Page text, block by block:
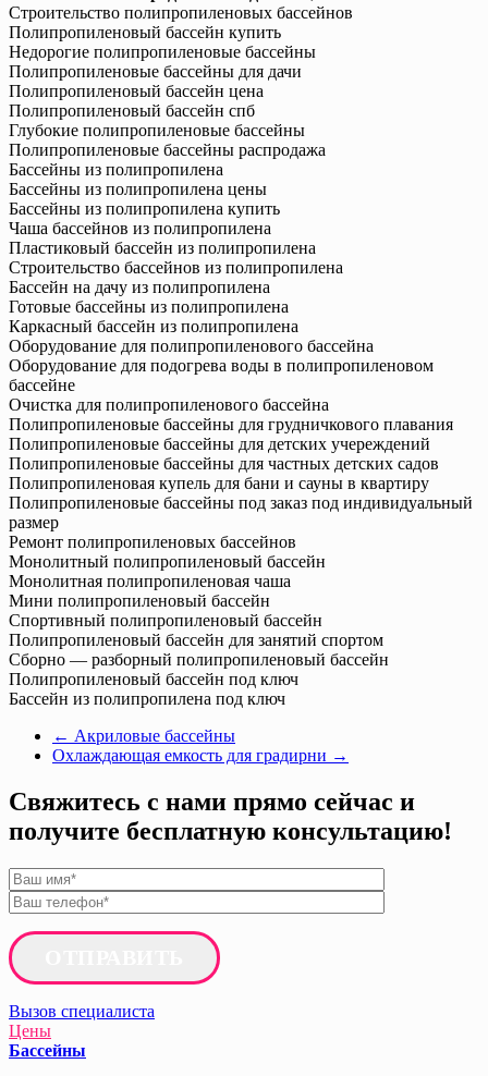
Строительство полипропиленовых бассейнов
Полипропиленовый бассейн купить
Недорогие полипропиленовые бассейны
Полипропиленовые бассейны для дачи
Полипропиленовый бассейн цена
Полипропиленовый бассейн спб
Глубокие полипропиленовые бассейны
Полипропиленовые бассейны распродажа
Бассейны из полипропилена
Бассейны из полипропилена цены
Бассейны из полипропилена купить
Чаша бассейнов из полипропилена
Пластиковый бассейн из полипропилена
Строительство бассейнов из полипропилена
Бассейн на дачу из полипропилена
Готовые бассейны из полипропилена
Каркасный бассейн из полипропилена
Оборудование для полипропиленового бассейна
Оборудование для подогрева воды в полипропиленовом
бассейне
Очистка для полипропиленового бассейна
Полипропиленовые бассейны для грудничкового плавания
Полипропиленовые бассейны для детских учереждений
Полипропиленовые бассейны для частных детских садов
Полипропиленовая купель для бани и сауны в квартиру
Полипропиленовые бассейны под заказ под индивидуальный
размер
Ремонт полипропиленовых бассейнов
Монолитный полипропиленовый бассейн
Монолитная полипропиленовая чаша
Мини полипропиленовый бассейн
Спортивный полипропиленовый бассейн
Полипропиленовый бассейн для занятий спортом
Сборно — разборный полипропиленовый бассейн
Полипропиленовый бассейн под ключ
Бассейн из полипропилена под ключ
← Акриловые бассейны
Охлаждающая емкость для градирни →
Свяжитесь с нами прямо сейчас и
получите бесплатную консультацию!
Вызов специалиста
Цены
Бассейны